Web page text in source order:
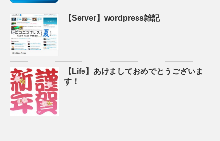
【Server】wordpress雑記
【Life】あけましておめでとうございま
す！